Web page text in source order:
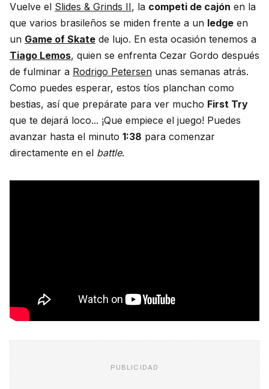
Vuelve el Slides & Grinds II, la competi de cajón en la
que varios brasileños se miden frente a un ledge en
un Game of Skate de lujo. En esta ocasión tenemos a
Tiago Lemos, quien se enfrenta Cezar Gordo después
de fulminar a Rodrigo Petersen unas semanas atrás.
Como puedes esperar, estos tíos planchan como
bestias, así que prepárate para ver mucho First Try
que te dejará loco... ¡Que empiece el juego! Puedes
avanzar hasta el minuto 1:38 para comenzar
directamente en el battle.
PUBLICIDAD